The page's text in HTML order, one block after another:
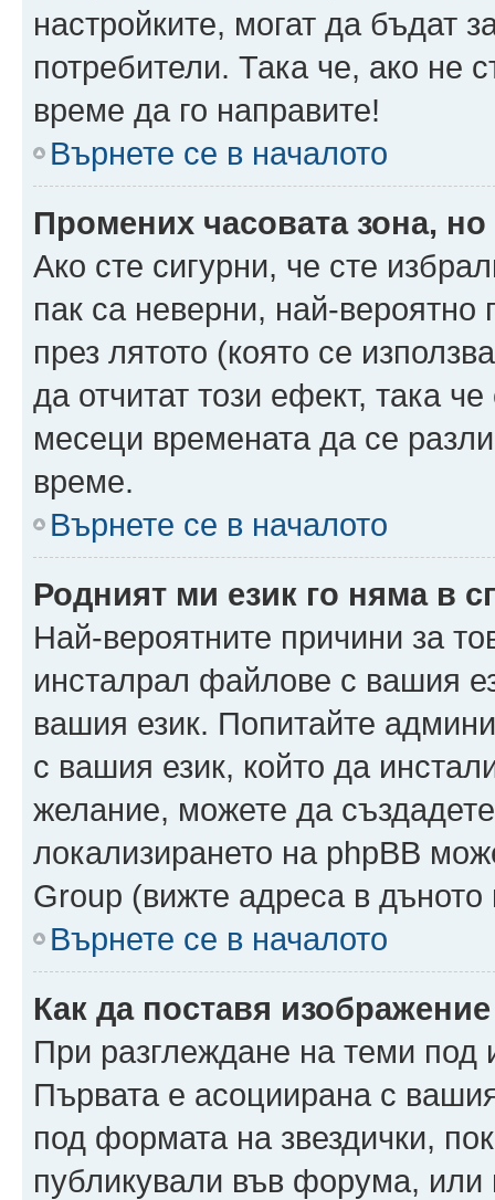
настройките, могат да бъдат
потребители. Така че, ако не
време да го направите!
Върнете се в началото
Промених часовата зона,
Ако сте сигурни, че сте
пак са неверни, най-
през лятото (която се
да отчитат този ефект, така
месеци времената да се
време.
Върнете се в началото
Родният ми език го няма в
Най-вероятните причини за
инсталрал файлове с вашия
вашия език. Попитайте
с вашия език, който да
желание, можете да
локализирането на phpBB
Group (вижте адреса в дъното
Върнете се в началото
Как да поставя
При разглеждане на теми под
Първата е асоциирана с
под формата на звездички,
публикували във форума,